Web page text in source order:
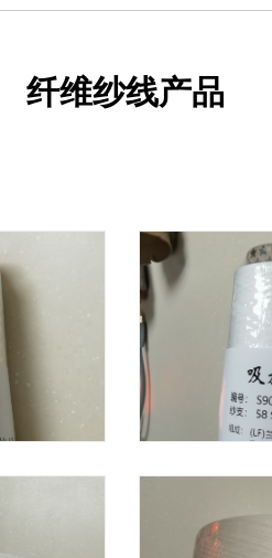
纤维纱线产品